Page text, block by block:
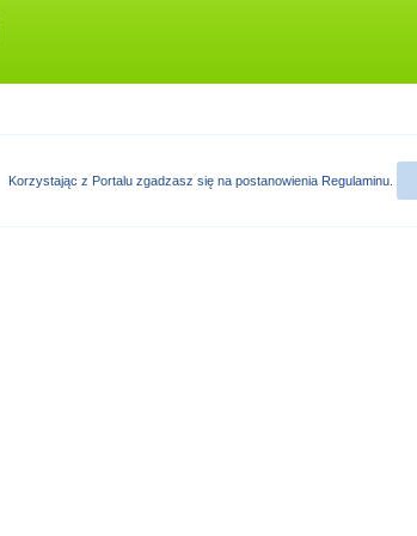
Korzystając z Portalu zgadzasz się na postanowienia Regulaminu